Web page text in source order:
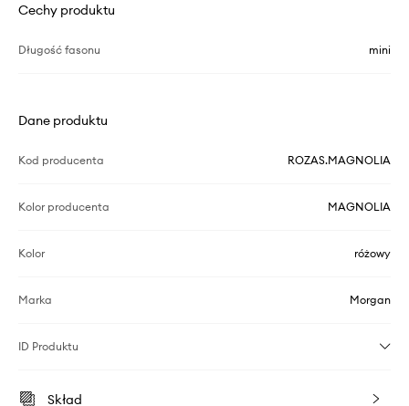
Cechy produktu
Długość fasonu mini
Dane produktu
Kod producenta ROZAS.MAGNOLIA
Kolor producenta MAGNOLIA
Kolor różowy
Marka Morgan
ID Produktu
Skład